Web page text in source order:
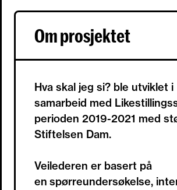
Om prosjektet
Hva skal jeg si? ble utviklet i
samarbeid med
perioden 2019-2021 med
Stiftelsen Dam.
Veilederen er basert på
en spørreundersøkelse,